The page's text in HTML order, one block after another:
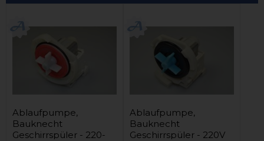
Ablaufpumpe,
Bauknecht
Geschirrspüler - 220-
Ablaufpumpe,
Bauknecht
Geschirrspüler - 220V